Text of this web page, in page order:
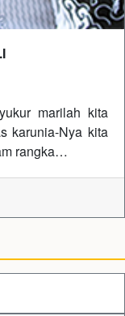
marilah kita
karunia-Nya kita
rangka…